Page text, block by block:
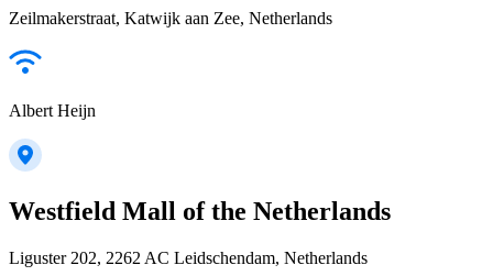
Zeilmakerstraat, Katwijk aan Zee, Netherlands
Albert Heijn
Westfield Mall of the Netherlands
Liguster 202, 2262 AC Leidschendam, Netherlands